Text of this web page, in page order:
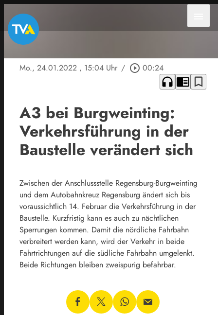
Mo., 24.01.2022 , 15:04 Uhr / play_circle_outline 00:24
headphones chrome_reader_mode bookmark_border
A3 bei Burgweinting:
Verkehrsführung in der
Baustelle verändert sich
Zwischen der Anschlussstelle Regensburg-Burgweinting
und dem Autobahnkreuz Regensburg ändert sich bis
voraussichtlich 14. Februar die Verkehrsführung in der
Baustelle. Kurzfristig kann es auch zu nächtlichen
Sperrungen kommen. Damit die nördliche Fahrbahn
verbreitert werden kann, wird der Verkehr in beide
Fahrtrichtungen auf die südliche Fahrbahn umgelenkt.
Beide Richtungen bleiben zweispurig befahrbar.